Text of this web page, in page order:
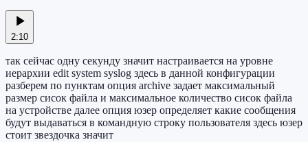
2:10
так сейчас одну секунду значит настраивается на уровне
иерархии edit system syslog здесь в данной конфигурации
разберем по пунктам опция archive задает максимальный
размер сисок файла и максимальное количество сисок файла
на устройстве далее опция юзер определяет какие сообщения
будут выдаваться в командную строку пользователя здесь юзер
стоит звездочка значит